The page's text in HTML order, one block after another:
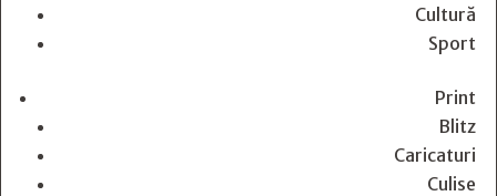
Cultură
Sport
Print
Blitz
Caricaturi
Culise